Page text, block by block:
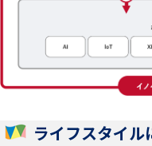
ライフスタイ